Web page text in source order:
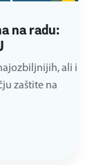
na radu:
ali i
zaštite na